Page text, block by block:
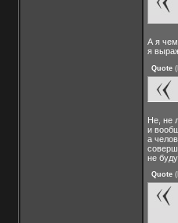
А я
я
Quote (
Не, не
и
а
не
Quote (